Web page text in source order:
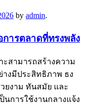
by admin.
การตลาดที่ทรงพลัง
สามารถสร้างความ
างมีประสิทธิภาพ ธง
ยงาม ทันสมัย และ
นการใช้งานกลางแจ้ง